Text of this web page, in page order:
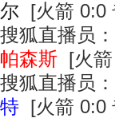
尔 [火箭 0:0
搜狐直播员：
帕森斯 [火
搜狐直播员：
特 [火箭 0:0